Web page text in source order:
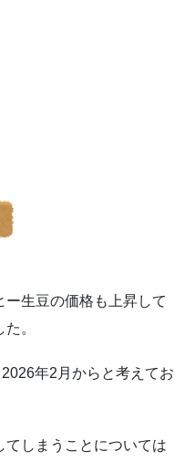
生豆の価格も上昇して
。
年2月からと考えてお
しまうことについては